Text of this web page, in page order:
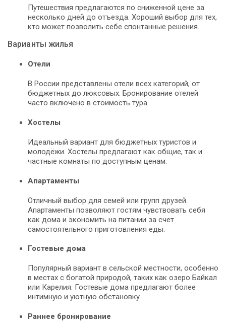
Путешествия предлагаются по сниженной цене за
несколько дней до отъезда. Хороший выбор для тех,
кто может позволить себе спонтанные решения.
Варианты жилья
Отели
В России представлены отели всех категорий, от
бюджетных до люксовых. Бронирование отелей
часто включено в стоимость тура.
Хостелы
Идеальный вариант для бюджетных туристов и
молодёжи. Хостелы предлагают как общие, так и
частные комнаты по доступным ценам.
Апартаменты
Отличный выбор для семей или групп друзей.
Апартаменты позволяют гостям чувствовать себя
как дома и экономить на питании за счет
самостоятельного приготовления еды.
Гостевые дома
Популярный вариант в сельской местности, особенно
в местах с богатой природой, таких как озеро Байкал
или Карелия. Гостевые дома предлагают более
интимную и уютную обстановку.
Раннее бронирование